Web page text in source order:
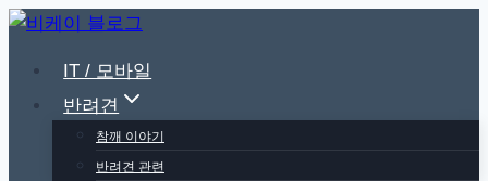
Skip
contentIT / 모바일
반려견
참깨 이야기
반려견 관련